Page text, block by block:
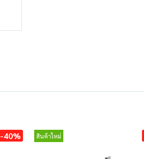
-40% สินค้าใหม่